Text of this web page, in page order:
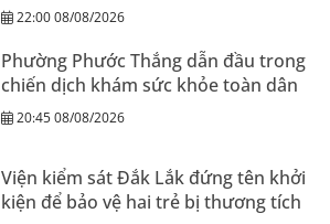
22:00 08/08/2026
Phường Phước Thắng dẫn đầu trong
chiến dịch khám sức khỏe toàn dân
20:45 08/08/2026
Viện kiểm sát Đắk Lắk đứng tên khởi
kiện để bảo vệ hai trẻ bị thương tích